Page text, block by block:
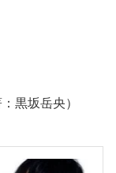
：黒坂岳央）